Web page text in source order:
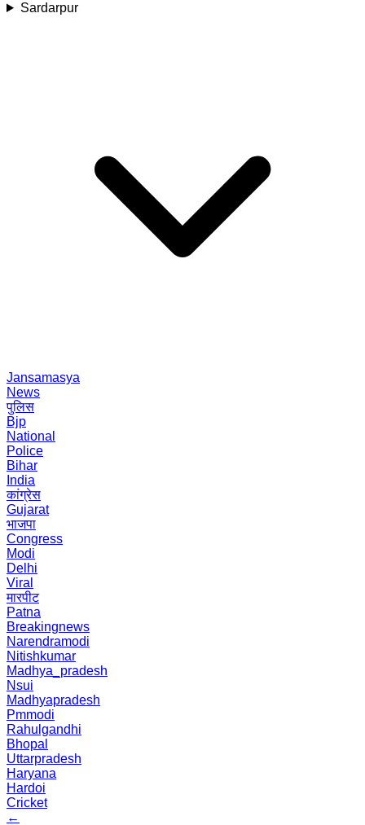
Sardarpur
Jansamasya
News
पुलिस
Bjp
National
Police
Bihar
India
कांग्रेस
Gujarat
भाजपा
Congress
Modi
Delhi
Viral
मारपीट
Patna
Breakingnews
Narendramodi
Nitishkumar
Madhya_pradesh
Nsui
Madhyapradesh
Pmmodi
Rahulgandhi
Bhopal
Uttarpradesh
Haryana
Hardoi
Cricket
←